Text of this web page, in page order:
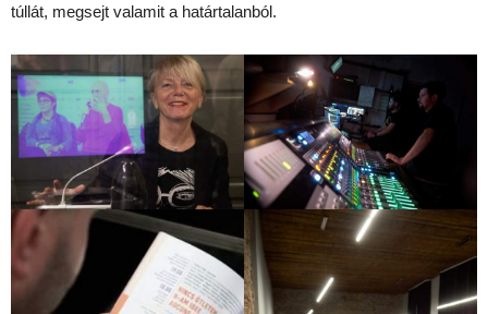
túllát, megsejt valamit a határtalanból.